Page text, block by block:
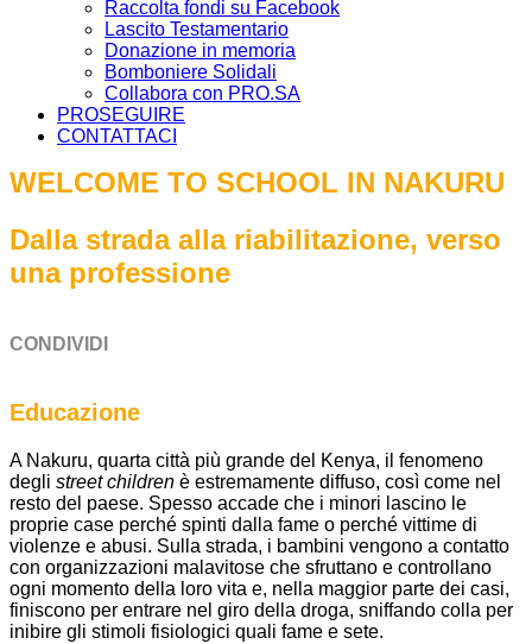
Raccolta fondi su Facebook
Lascito Testamentario
Donazione in memoria
Bomboniere Solidali
Collabora con PRO.SA
PROSEGUIRE
CONTATTACI
WELCOME TO SCHOOL IN NAKURU
Dalla strada alla riabilitazione, verso
una professione
CONDIVIDI
Educazione
A Nakuru, quarta città più grande del Kenya, il fenomeno
degli street children è estremamente diffuso, così come nel
resto del paese. Spesso accade che i minori lascino le
proprie case perché spinti dalla fame o perché vittime di
violenze e abusi. Sulla strada, i bambini vengono a contatto
con organizzazioni malavitose che sfruttano e controllano
ogni momento della loro vita e, nella maggior parte dei casi,
finiscono per entrare nel giro della droga, sniffando colla per
inibire gli stimoli fisiologici quali fame e sete.